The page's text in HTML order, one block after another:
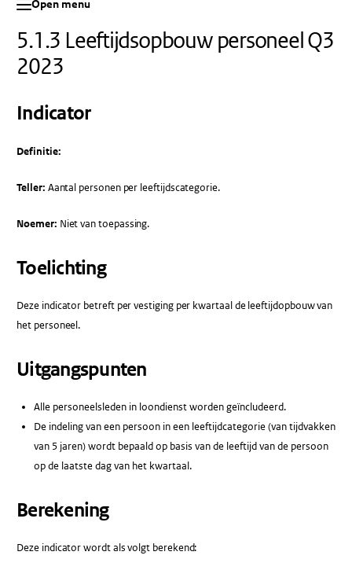
Open menu
5.1.3 Leeftijdsopbouw personeel Q3
2023
Indicator
Definitie:
Teller: Aantal personen per leeftijdscategorie.
Noemer: Niet van toepassing.
Toelichting
Deze indicator betreft per vestiging per kwartaal de leeftijdopbouw van
het personeel.
Uitgangspunten
Alle personeelsleden in loondienst worden geïncludeerd.
De indeling van een persoon in een leeftijdcategorie (van tijdvakken
van 5 jaren) wordt bepaald op basis van de leeftijd van de persoon
op de laatste dag van het kwartaal.
Berekening
Deze indicator wordt als volgt berekend: